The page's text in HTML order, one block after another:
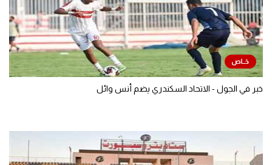
خبر في الجول - الاتحاد السكندري يضم أنس وائل